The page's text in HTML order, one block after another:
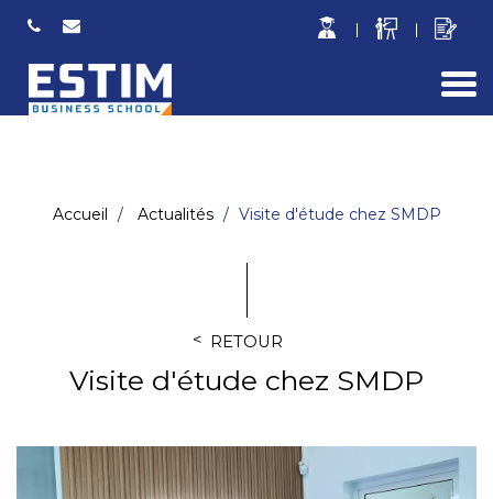
Accueil Actualités Visite d'étude chez SMDP
RETOUR
Visite d'étude chez SMDP